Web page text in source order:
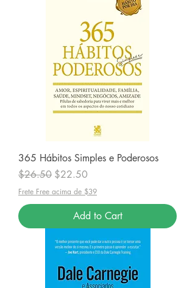
365 Hábitos Simples e Poderosos
Regular Price
$26.50 Sale Price
$22.50
Frete Free acima de $39
Add to Cart